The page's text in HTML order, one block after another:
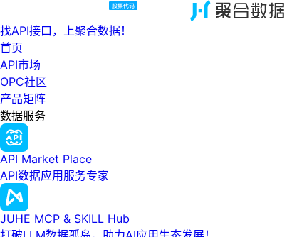
找API接口，上聚合数据！
首页
API市场
OPC社区
产品矩阵
数据服务
API Market Place
API数据应用服务专家
JUHE MCP & SKILL Hub